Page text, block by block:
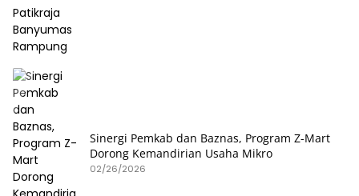
Sinergi Pemkab dan Baznas, Program Z-Mart
Dorong Kemandirian Usaha Mikro
02/26/2026